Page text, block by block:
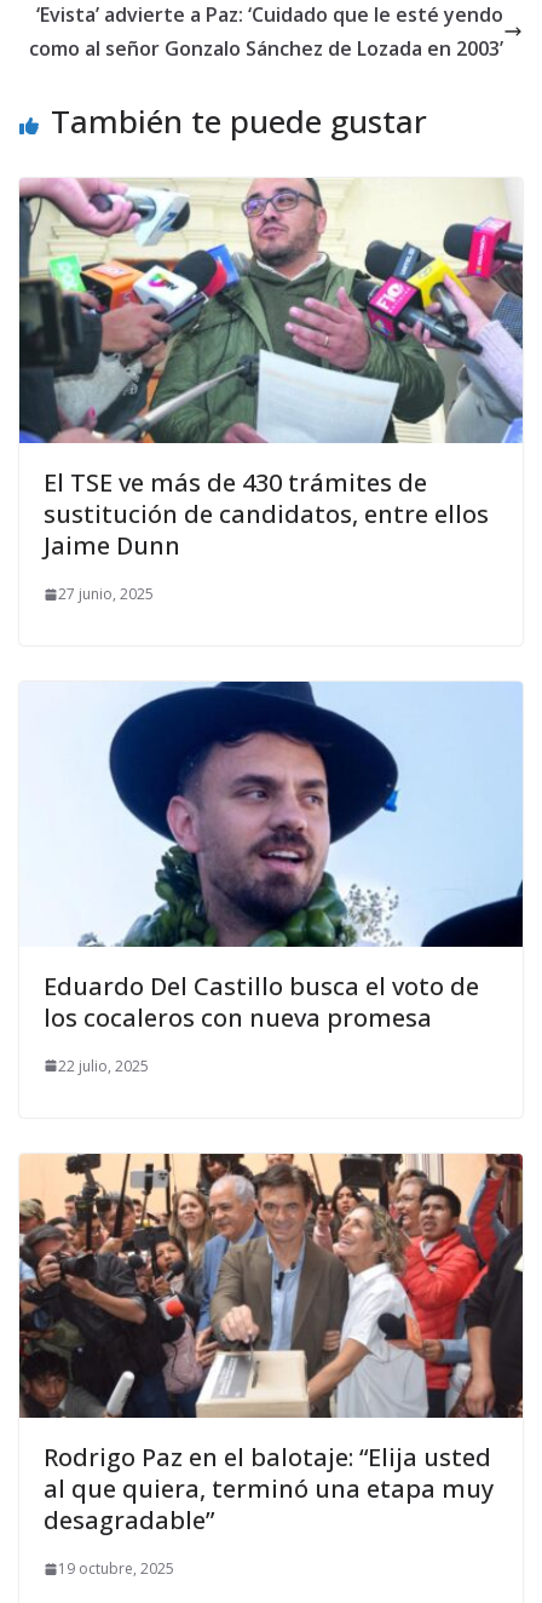
‘Evista’ advierte a Paz: ‘Cuidado que le esté yendo
como al señor Gonzalo Sánchez de Lozada en 2003’
También te puede gustar
El TSE ve más de 430 trámites de
sustitución de candidatos, entre ellos
Jaime Dunn
27 junio, 2025
Eduardo Del Castillo busca el voto de
los cocaleros con nueva promesa
22 julio, 2025
Rodrigo Paz en el balotaje: “Elija usted
al que quiera, terminó una etapa muy
desagradable”
19 octubre, 2025